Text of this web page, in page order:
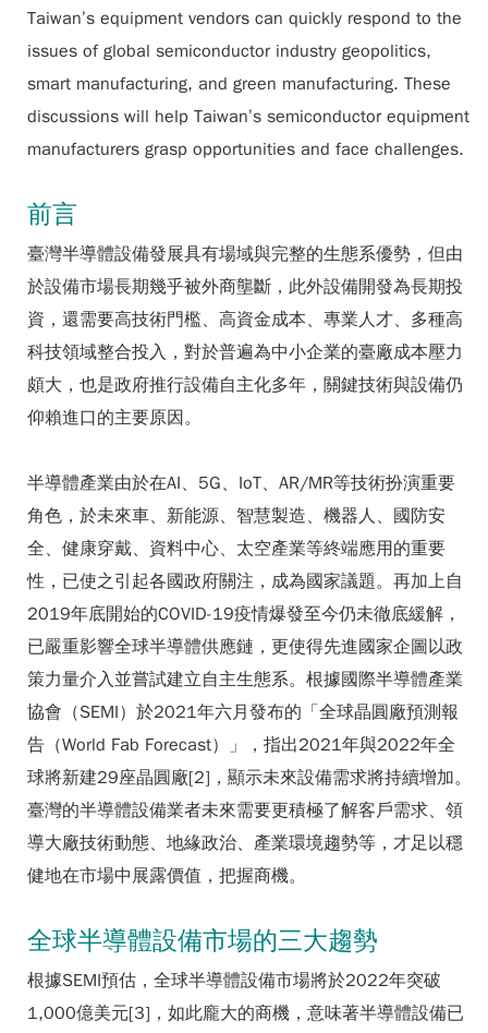
Taiwan’s equipment vendors can quickly respond to the
issues of global semiconductor industry geopolitics,
smart manufacturing, and green manufacturing. These
discussions will help Taiwan’s semiconductor equipment
manufacturers grasp opportunities and face challenges.
前言
臺灣半導體設備發展具有場域與完整的生態系優勢，但由
於設備市場長期幾乎被外商壟斷，此外設備開發為長期投
資，還需要高技術門檻、高資金成本、專業人才、多種高
科技領域整合投入，對於普遍為中小企業的臺廠成本壓力
頗大，也是政府推行設備自主化多年，關鍵技術與設備仍
仰賴進口的主要原因。
半導體產業由於在AI、5G、IoT、AR/MR等技術扮演重要
角色，於未來車、新能源、智慧製造、機器人、國防安
全、健康穿戴、資料中心、太空產業等終端應用的重要
性，已使之引起各國政府關注，成為國家議題。再加上自
2019年底開始的COVID-19疫情爆發至今仍未徹底緩解，
已嚴重影響全球半導體供應鏈，更使得先進國家企圖以政
策力量介入並嘗試建立自主生態系。根據國際半導體產業
協會（SEMI）於2021年六月發布的「全球晶圓廠預測報
告（World Fab Forecast）」，指出2021年與2022年全
球將新建29座晶圓廠[2]，顯示未來設備需求將持續增加。
臺灣的半導體設備業者未來需要更積極了解客戶需求、領
導大廠技術動態、地緣政治、產業環境趨勢等，才足以穩
健地在市場中展露價值，把握商機。
全球半導體設備市場的三大趨勢
根據SEMI預估，全球半導體設備市場將於2022年突破
1,000億美元[3]，如此龐大的商機，意味著半導體設備已